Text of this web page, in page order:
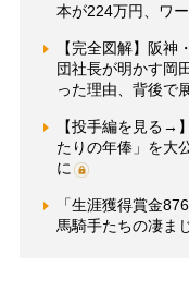
本が224万円、ワ
【完全図解】阪
団社長が明かす岡
った理由、背後で
【投手編を見る→
たりの年俸」を大
に
「生涯獲得賞金
馬騎手たちの凄ま